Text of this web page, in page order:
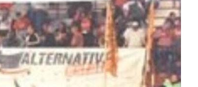
Edições anteriores